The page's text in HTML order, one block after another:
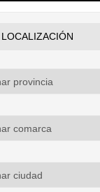
LOCALIZACIÓN